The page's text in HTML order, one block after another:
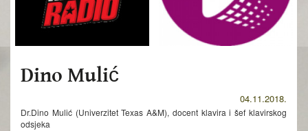
Dino Mulić
04.11.2018.
Dr.Dino Mulić (Univerzitet Texas A&M), docent klavira i šef klavirskog
odsjeka